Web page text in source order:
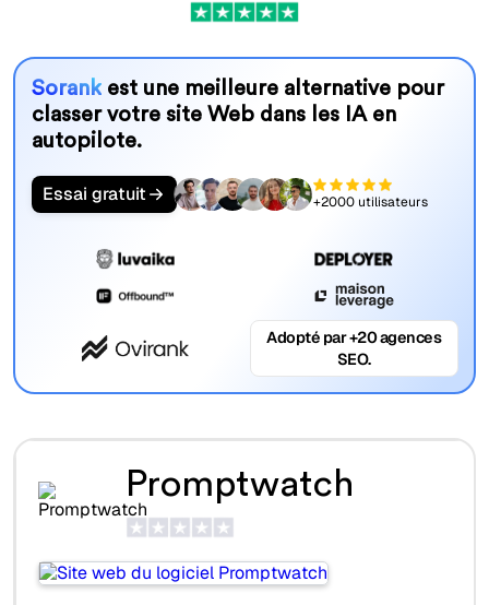
Sorankest une meilleure alternative pour
classer votre site Web dans les IA en
autopilote.
Essai gratuit +2000 utilisateurs
Adopté par +20 agences
SEO.
Promptwatch